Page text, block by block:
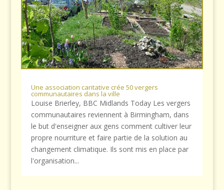
Une association caritative crée 50 vergers
communautaires dans la ville
Louise Brierley, BBC Midlands Today Les vergers
communautaires reviennent à Birmingham, dans
le but d'enseigner aux gens comment cultiver leur
propre nourriture et faire partie de la solution au
changement climatique. Ils sont mis en place par
l'organisation...